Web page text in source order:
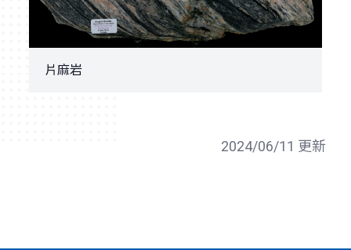
片麻岩
2024/06/11 更新